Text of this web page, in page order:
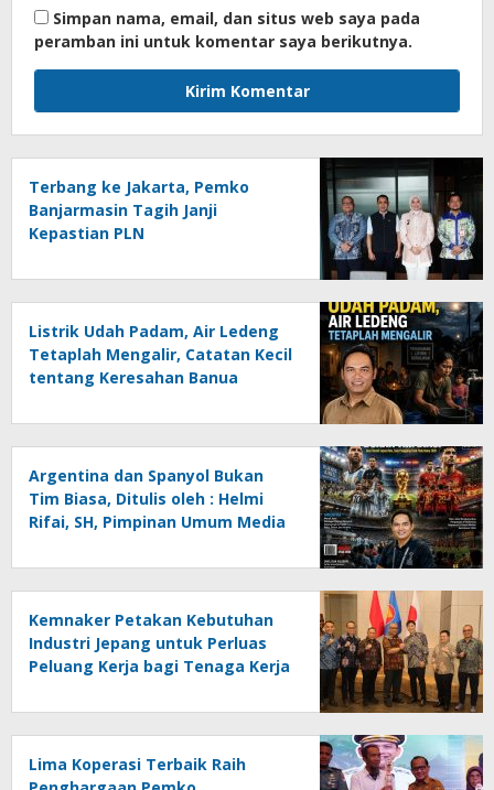
Simpan nama, email, dan situs web saya pada
peramban ini untuk komentar saya berikutnya.
Terbang ke Jakarta, Pemko
Banjarmasin Tagih Janji
Kepastian PLN
Listrik Udah Padam, Air Ledeng
Tetaplah Mengalir, Catatan Kecil
tentang Keresahan Banua
Ancaman Lingkungan, Oleh :
Helmi Rifai, SH
Argentina dan Spanyol Bukan
Tim Biasa, Ditulis oleh : Helmi
Rifai, SH, Pimpinan Umum Media
Kemnaker Petakan Kebutuhan
Industri Jepang untuk Perluas
Peluang Kerja bagi Tenaga Kerja
Lima Koperasi Terbaik Raih